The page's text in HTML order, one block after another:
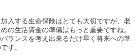
入する生命保険はとても大切ですが、老
の生活資金の準備はもっと重要ですね。
ランスを考え出来るだけ早く将来への準
す。